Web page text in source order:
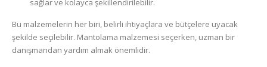
sağlar ve kolayca şekillendirilebilir.
Bu malzemelerin her biri, belirli ihtiyaçlara ve bütçelere uyacak
şekilde seçilebilir. Mantolama malzemesi seçerken, uzman bir
danışmandan yardım almak önemlidir.